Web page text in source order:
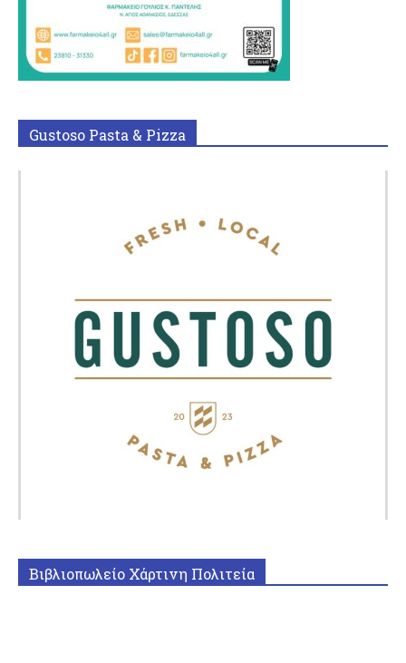
Gustoso Pasta & Pizza
Βιβλιοπωλείο Χάρτινη Πολιτεία